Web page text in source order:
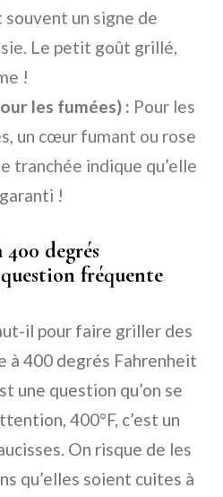
souvent un signe de
Le petit goût grillé,
!
les fumées) : Pour les
un cœur fumant ou rose
tranchée indique qu’elle
!
400 degrés
fréquente
il pour faire griller des
à 400 degrés Fahrenheit
une question qu’on se
400°F, c’est un
On risque de les
qu’elles soient cuites à